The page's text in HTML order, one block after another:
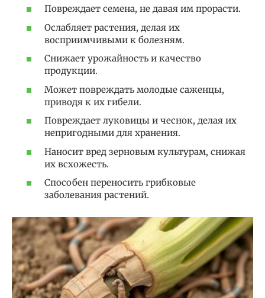
Повреждает семена, не давая им прорасти.
Ослабляет растения, делая их
восприимчивыми к болезням.
Снижает урожайность и качество
продукции.
Может повреждать молодые саженцы,
приводя к их гибели.
Повреждает луковицы и чеснок, делая их
непригодными для хранения.
Наносит вред зерновым культурам, снижая
их всхожесть.
Способен переносить грибковые
заболевания растений.